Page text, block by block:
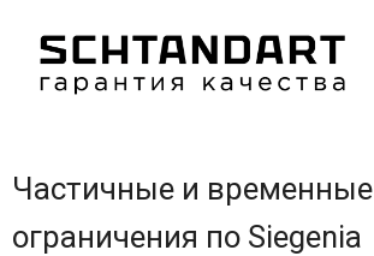
основному
Частичные и временные
ограничения по Siegenia